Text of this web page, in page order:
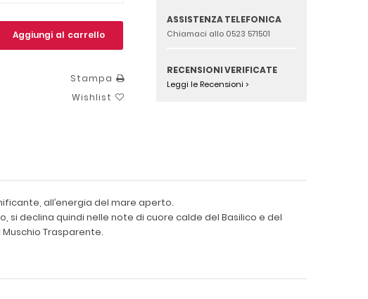
Aggiungi al carrello
Stampa
Wishlist
ASSISTENZA TELEFONICA
Chiamaci allo 0523 571501
RECENSIONI VERIFICATE
Leggi le Recensioni >
all’energia del mare aperto.
si declina quindi nelle note di cuore calde del Basilico e del
Trasparente.